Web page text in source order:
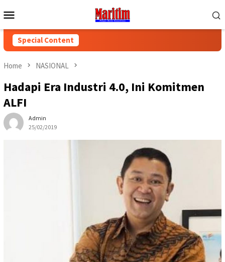
to
Menu
Special Content
Home NASIONAL
Hadapi Era Industri 4.0, Ini Komitmen
ALFI
Admin
25/02/2019